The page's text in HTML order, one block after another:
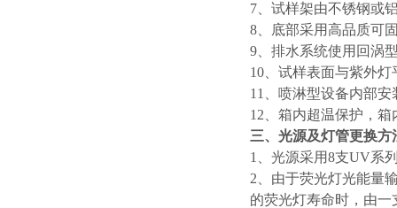
7、试样架由不锈钢或
8、底部采用高品质可
9、排水系统使用回涡
10、试样表面与紫外灯
11、喷淋型设备内部
12、箱内超温保护，
三、光源及灯管更换方
1、光源采用8支UV系
2、由于荧光灯光能量
的荧光灯寿命时，由